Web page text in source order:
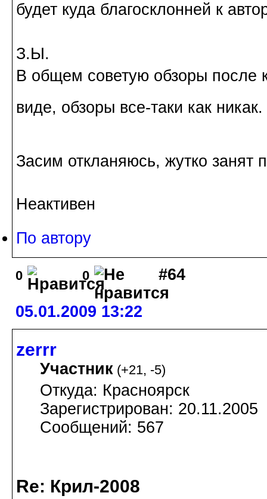
будет куда благосклонней к
З.Ы.
В общем советую обзоры после
виде, обзоры все-таки как никак.
Засим откланяюсь, жутко занят
Неактивен
По автору
0 0 #64
05.01.2009 13:22
zerrr
Участник (+21, -5)
Откуда: Красноярск
Зарегистрирован: 20.11.2005
Сообщений: 567
Re: Крил-2008